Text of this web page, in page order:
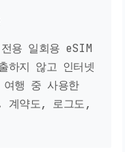
용 일회용 eSIM
하지 않고 인터넷
행 중 사용한
계약도, 로그도,